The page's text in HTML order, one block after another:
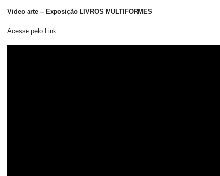
Video arte – Exposição LIVROS MULTIFORMES
Acesse pelo Link: